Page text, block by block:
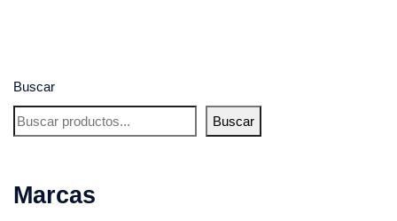
Buscar
Buscar
Marcas